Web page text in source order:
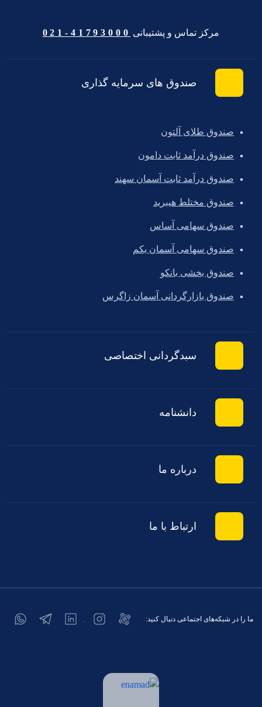
مرکز تماس و پشتیبانی 41793000-021
صندوق های سرمایه گذاری
صندوق طلای آلتون
صندوق درآمد ثابت دامون
صندوق درآمد ثابت آسمان سهند
صندوق مختلط هیبرید
صندوق سهامی آساس
صندوق سهامی آسمان یکم
صندوق بخشی بانکو
صندوق بازارگردانی آسمان زاگرس
سبدگردانی اختصاصی
دانشنامه
درباره ما
ارتباط با ما
ما را در شبکه‌های اجتماعی دنبال کنید: